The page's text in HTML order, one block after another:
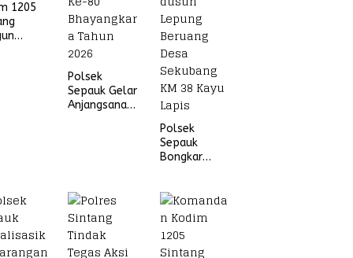
1205
Polsek
Sepauk Gelar
Anjangsana
Polsek
Sepauk
Bongkar
dusun Lepung
Beruang Desa
38 Kayu Lapis